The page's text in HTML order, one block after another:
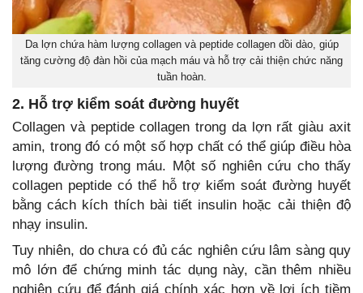
Da lợn chứa hàm lượng collagen và peptide collagen dồi dào, giúp
tăng cường độ đàn hồi của mạch máu và hỗ trợ cải thiện chức năng
tuần hoàn.
2. Hỗ trợ kiểm soát đường huyết
Collagen và peptide collagen trong da lợn rất giàu axit
amin, trong đó có một số hợp chất có thể giúp điều hòa
lượng đường trong máu. Một số nghiên cứu cho thấy
collagen peptide có thể hỗ trợ kiểm soát đường huyết
bằng cách kích thích bài tiết insulin hoặc cải thiện độ
nhạy insulin.
Tuy nhiên, do chưa có đủ các nghiên cứu lâm sàng quy
mô lớn để chứng minh tác dụng này, cần thêm nhiều
nghiên cứu để đánh giá chính xác hơn về lợi ích tiềm